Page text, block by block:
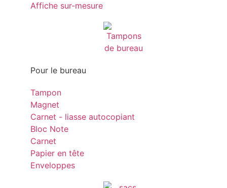
Affiche sur-mesure
Pour le bureau
Tampon
Magnet
Carnet - liasse autocopiant
Bloc Note
Carnet
Papier en tête
Enveloppes